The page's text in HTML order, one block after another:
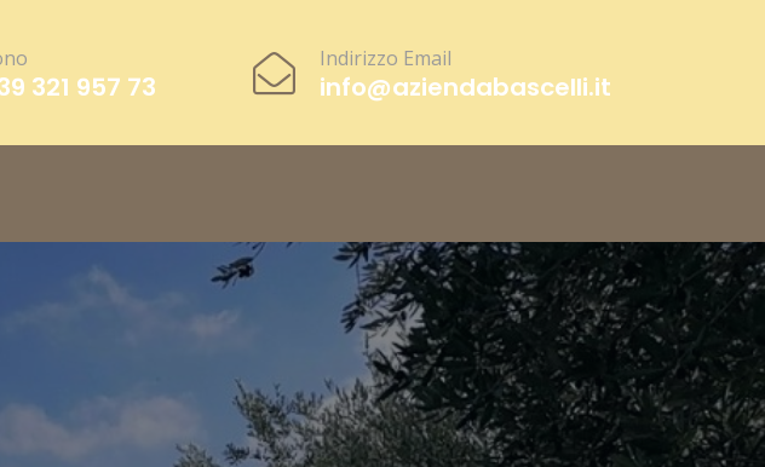
321 957 73
Indirizzo Email
info@aziendabascelli.it